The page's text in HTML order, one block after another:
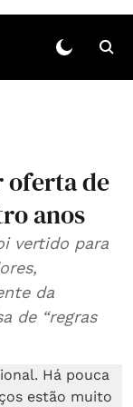
oferta de
anos
vertido para
da
de “regras